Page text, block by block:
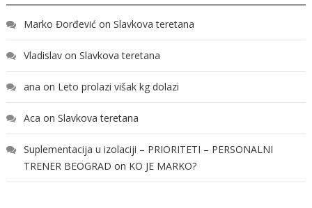
Marko Đorđević on Slavkova teretana
Vladislavon Slavkova teretana
ana on Leto prolazi višak kg dolazi
Aca on Slavkova teretana
Suplementacija u izolaciji – PRIORITETI – PERSONALNI
TRENER BEOGRAD on KO JE MARKO?